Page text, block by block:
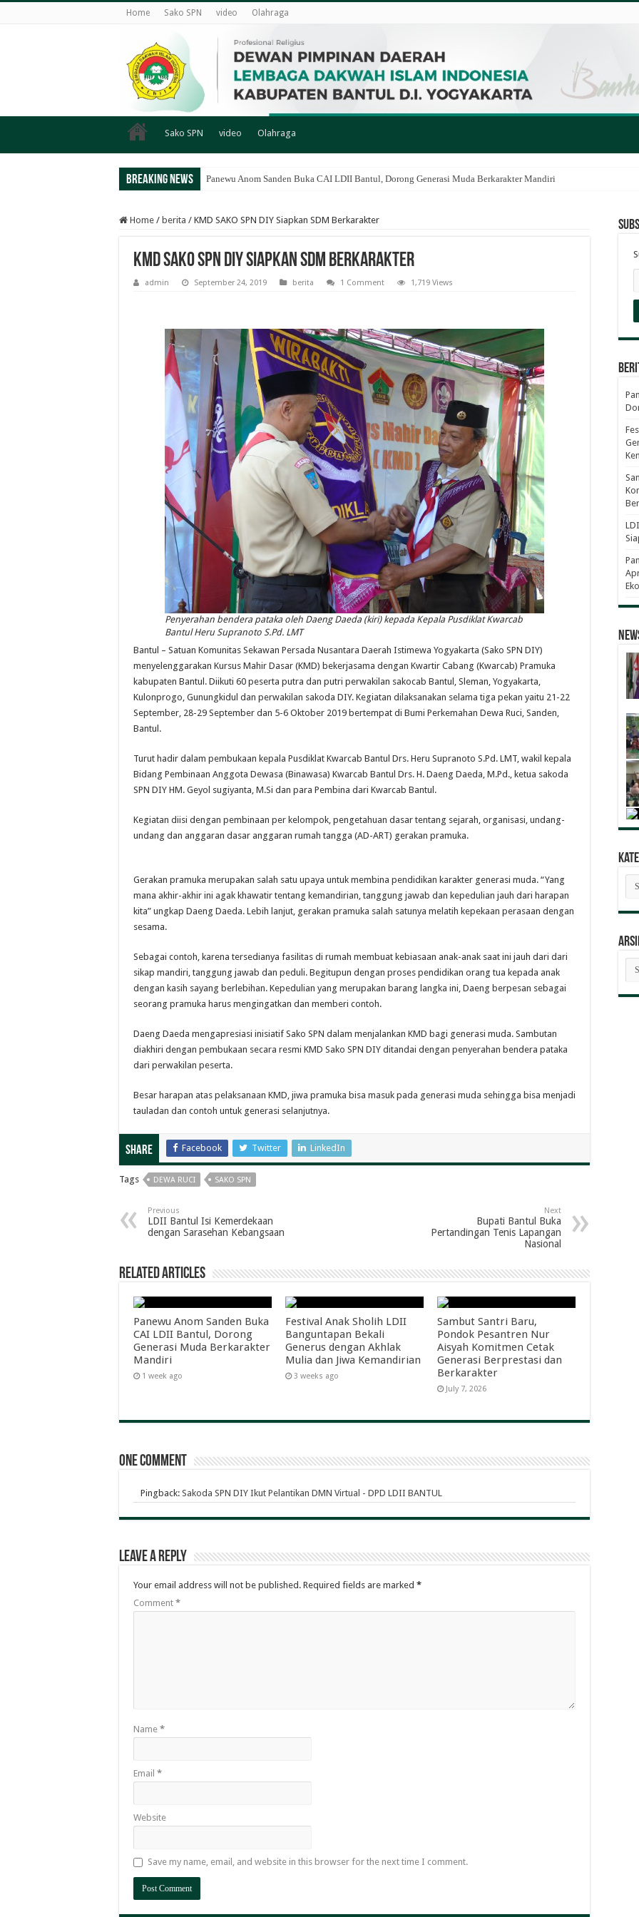
Home Sako SPN video Olahraga
Sako SPN video Olahraga
Breaking News Panewu Anom Sanden Buka CAI LDII Bantul, Dorong Generasi Muda Berkarakter Mandiri
Home / berita / KMD SAKO SPN DIY Siapkan SDM Berkarakter
KMD SAKO SPN DIY Siapkan SDM Berkarakter
admin September 24, 2019 berita 1 Comment 1,719 Views
Penyerahan bendera pataka oleh Daeng Daeda (kiri) kepada Kepala Pusdiklat Kwarcab
Bantul Heru Supranoto S.Pd. LMT
Bantul – Satuan Komunitas Sekawan Persada Nusantara Daerah Istimewa Yogyakarta (Sako SPN DIY)
menyelenggarakan Kursus Mahir Dasar (KMD) bekerjasama dengan Kwartir Cabang (Kwarcab) Pramuka
kabupaten Bantul. Diikuti 60 peserta putra dan putri perwakilan sakocab Bantul, Sleman, Yogyakarta,
Kulonprogo, Gunungkidul dan perwakilan sakoda DIY. Kegiatan dilaksanakan selama tiga pekan yaitu 21-22
September, 28-29 September dan 5-6 Oktober 2019 bertempat di Bumi Perkemahan Dewa Ruci, Sanden,
Bantul.
Turut hadir dalam pembukaan kepala Pusdiklat Kwarcab Bantul Drs. Heru Supranoto S.Pd. LMT, wakil kepala
Bidang Pembinaan Anggota Dewasa (Binawasa) Kwarcab Bantul Drs. H. Daeng Daeda, M.Pd., ketua sakoda
SPN DIY HM. Geyol sugiyanta, M.Si dan para Pembina dari Kwarcab Bantul.
Kegiatan diisi dengan pembinaan per kelompok, pengetahuan dasar tentang sejarah, organisasi, undang-
undang dan anggaran dasar anggaran rumah tangga (AD-ART) gerakan pramuka.
Gerakan pramuka merupakan salah satu upaya untuk membina pendidikan karakter generasi muda. “Yang
mana akhir-akhir ini agak khawatir tentang kemandirian, tanggung jawab dan kepedulian jauh dari harapan
kita” ungkap Daeng Daeda. Lebih lanjut, gerakan pramuka salah satunya melatih kepekaan perasaan dengan
sesama.
Sebagai contoh, karena tersedianya fasilitas di rumah membuat kebiasaan anak-anak saat ini jauh dari dari
sikap mandiri, tanggung jawab dan peduli. Begitupun dengan proses pendidikan orang tua kepada anak
dengan kasih sayang berlebihan. Kepedulian yang merupakan barang langka ini, Daeng berpesan sebagai
seorang pramuka harus mengingatkan dan memberi contoh.
Daeng Daeda mengapresiasi inisiatif Sako SPN dalam menjalankan KMD bagi generasi muda. Sambutan
diakhiri dengan pembukaan secara resmi KMD Sako SPN DIY ditandai dengan penyerahan bendera pataka
dari perwakilan peserta.
Besar harapan atas pelaksanaan KMD, jiwa pramuka bisa masuk pada generasi muda sehingga bisa menjadi
tauladan dan contoh untuk generasi selanjutnya.
Share Facebook Twitter LinkedIn
Tags DEWA RUCI SAKO SPN
Previous
LDII Bantul Isi Kemerdekaan
dengan Sarasehan Kebangsaan
Next
Bupati Bantul Buka
Pertandingan Tenis Lapangan
Nasional
Related Articles
Panewu Anom Sanden Buka
CAI LDII Bantul, Dorong
Generasi Muda Berkarakter
Mandiri
1 week ago
Festival Anak Sholih LDII
Banguntapan Bekali
Generus dengan Akhlak
Mulia dan Jiwa Kemandirian
3 weeks ago
Sambut Santri Baru,
Pondok Pesantren Nur
Aisyah Komitmen Cetak
Generasi Berprestasi dan
Berkarakter
July 7, 2026
One comment
Pingback: Sakoda SPN DIY Ikut Pelantikan DMN Virtual - DPD LDII BANTUL
Leave a Reply
Your email address will not be published. Required fields are marked *
Comment *
Name *
Email *
Website
Save my name, email, and website in this browser for the next time I comment.